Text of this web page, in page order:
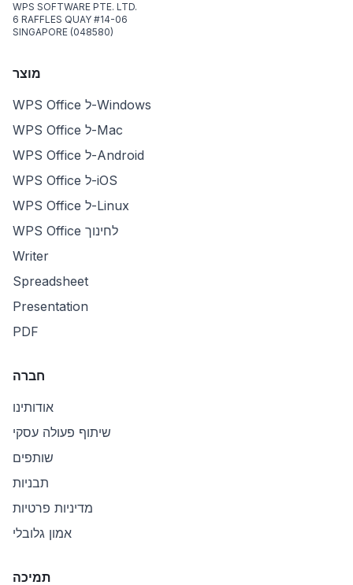
WPS SOFTWARE PTE. LTD.
6 RAFFLES QUAY #14-06
SINGAPORE (048580)
מוצר
WPS Office ל-Windows
WPS Office ל-Mac
WPS Office ל-Android
WPS Office ל-iOS
WPS Office ל-Linux
WPS Office לחינוך
Writer
Spreadsheet
Presentation
PDF
חברה
אודותינו
שיתוף פעולה עסקי
שותפים
תבניות
מדיניות פרטיות
אמון גלובלי
תמיכה